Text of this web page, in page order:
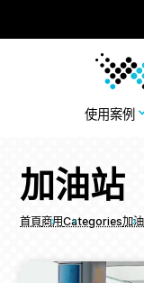
使用案例
加油站
首頁商用Categories加